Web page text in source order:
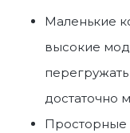
Маленькие
высокие
достаточно
Просторные